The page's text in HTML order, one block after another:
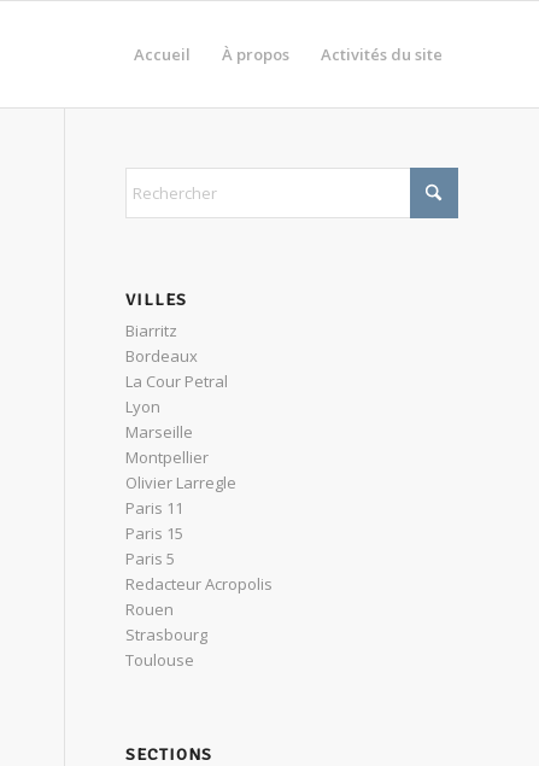
Accueil À propos Activités du site
VILLES
Biarritz
Bordeaux
La Cour Petral
Lyon
Marseille
Montpellier
Olivier Larregle
Paris 11
Paris 15
Paris 5
Redacteur Acropolis
Rouen
Strasbourg
Toulouse
SECTIONS